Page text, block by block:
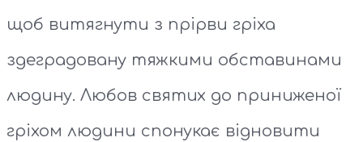
щоб витягнути з прірви гріха
здеградовану тяжкими обставинами
людину. Любов святих до приниженої
гріхом людини спонукає відновити